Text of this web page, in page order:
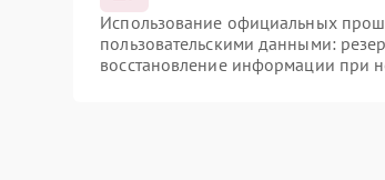
Использование официальных
пользовательскими данными:
восстановление информации при